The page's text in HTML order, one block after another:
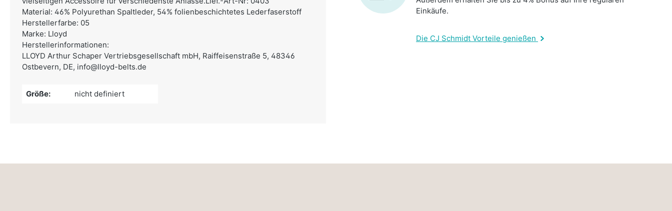
Material: 46% Polyurethan Spaltleder, 54% folienbeschichtetes Lederfaserstoff
Herstellerfarbe: 05
Marke: Lloyd
Herstellerinformationen:
LLOYD Arthur Schaper Vertriebsgesellschaft mbH, Raiffeisenstraße 5, 48346
Ostbevern, DE, info@lloyd-belts.de
Größe: nicht definiert
Einkäufe.
Die CJ Schmidt Vorteile genießen